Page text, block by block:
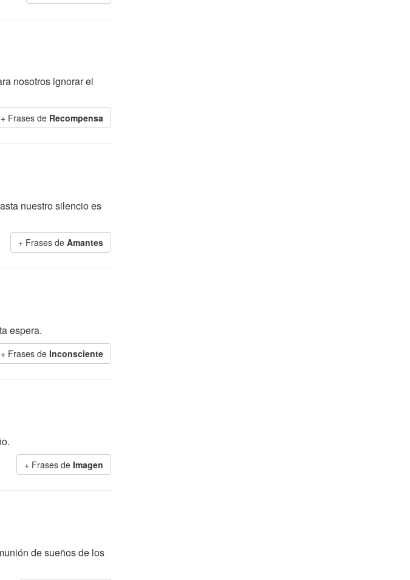
nosotros ignorar el
+ Frases de Recompensa
nuestro silencio es
+ Frases de Amantes
espera.
+ Frases de Inconsciente
+ Frases de Imagen
de sueños de los